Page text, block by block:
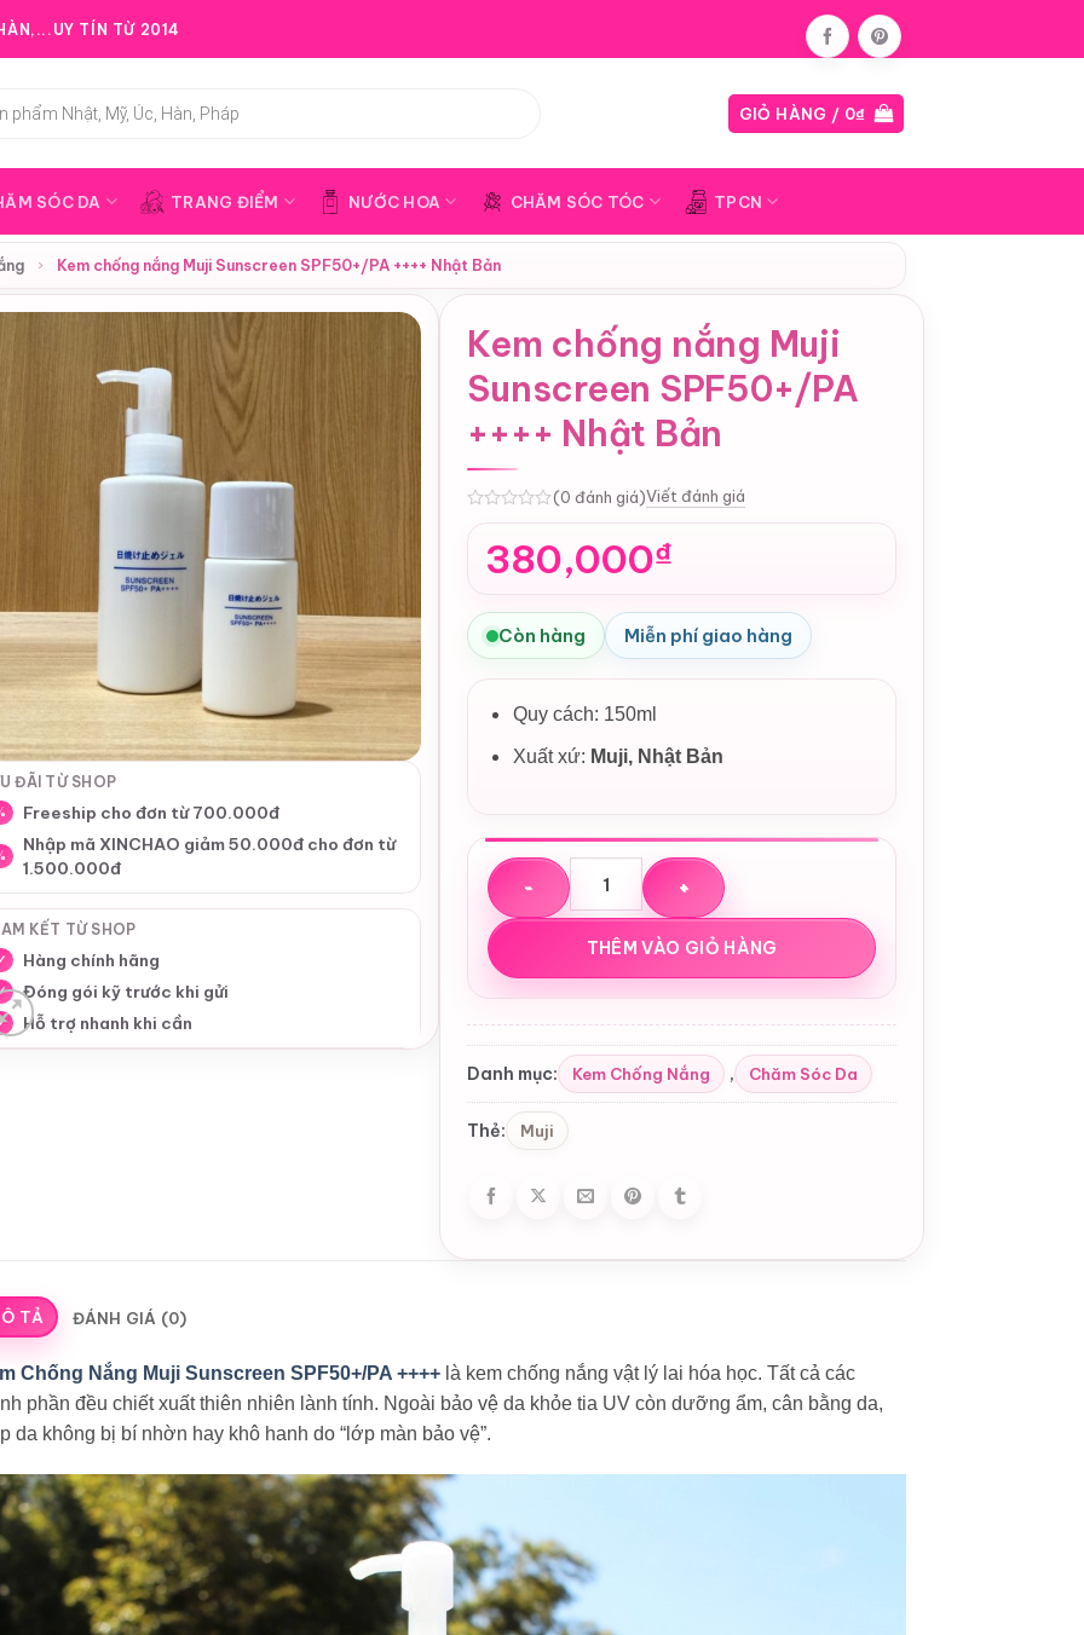
TÍN TỪ 2014
GIỎ HÀNG / 0₫
SÓC DA TRANG ĐIỂM NƯỚC HOA CHĂM SÓC TÓC TPCN
› Kem chống nắng Muji Sunscreen SPF50+/PA ++++ Nhật Bản
ĐÃI TỪ SHOP
Freeship cho đơn từ 700.000đ
Nhập mã XINCHAO giảm 50.000đ cho đơn từ
1.500.000đ
KẾT TỪ SHOP
Hàng chính hãng
Đóng gói kỹ trước khi gửi
Hỗ trợ nhanh khi cần
Kem chống nắng Muji
Sunscreen SPF50+/PA
++++ Nhật Bản
(0 đánh giá)Viết đánh giá
380,000₫
Còn hàng Miễn phí giao hàng
Quy cách: 150ml
Xuất xứ: Muji, Nhật Bản
Kem chống nắng Muji Sunscreen SPF50+/PA ++++ Nhật Bản số
THÊM VÀO GIỎ HÀNG
Danh mục: Kem Chống Nắng , Chăm Sóc Da
Thẻ: Muji
TẢ ĐÁNH GIÁ (0)
Chống Nắng Muji Sunscreen SPF50+/PA ++++ là kem chống nắng vật lý lai hóa học. Tất cả các
phần đều chiết xuất thiên nhiên lành tính. Ngoài bảo vệ da khỏe tia UV còn dưỡng ẩm, cân bằng da,
da không bị bí nhờn hay khô hanh do “lớp màn bảo vệ”.